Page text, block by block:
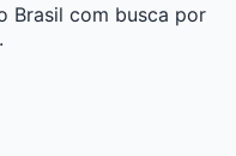
Brasil com busca por